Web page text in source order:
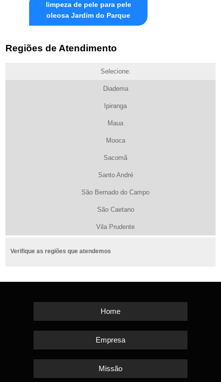
limpeza de pele para pele
oleosa Jardim do Parque
Regiões de Atendimento
Selecione:
Diadema
Ipiranga
Maua
Mooca
Sacomã
Santo André
São Bernado do Campo
São Caetano
Vila Prudente
Verifique as regiões que atendemos
Home
Empresa
Missão